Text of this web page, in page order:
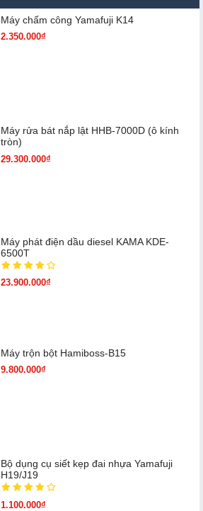
Máy chấm cô​ng Yamafuji K14
2.350.000₫
Máy rửa bát nắp lật HHB-7000D (ô kính
tròn)
29.300.000₫
Máy phát điện dầu diesel KAMA KDE-
6500T
23.900.000₫
Máy trộn bột Hamiboss-B15
9.800.000₫
Bộ dụng cụ siết kẹp đai nhựa Yamafuji
H19/J19
1.100.000₫